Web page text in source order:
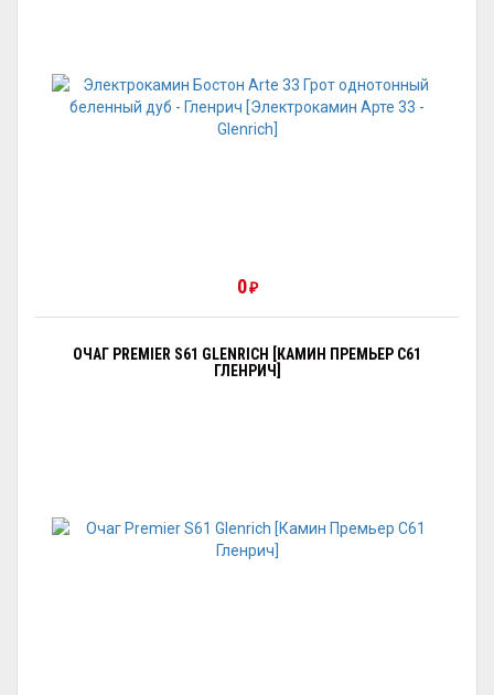
0₽
ОЧАГ PREMIER S61 GLENRICH [КАМИН ПРЕМЬЕР С61
ГЛЕНРИЧ]